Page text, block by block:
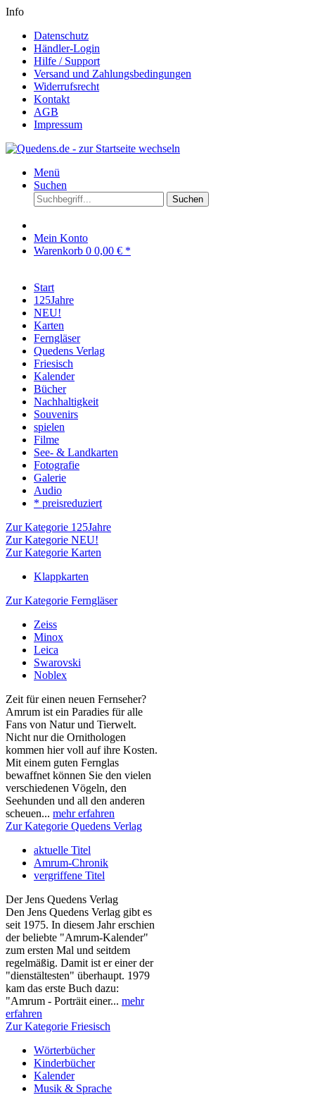
Info
Datenschutz
Händler-Login
Hilfe / Support
Versand und Zahlungsbedingungen
Widerrufsrecht
Kontakt
AGB
Impressum
Menü
Suchen
Suchen
Mein Konto
Warenkorb 0 0,00 € *
Start
125Jahre
NEU!
Karten
Ferngläser
Quedens Verlag
Friesisch
Kalender
Bücher
Nachhaltigkeit
Souvenirs
spielen
Filme
See- & Landkarten
Fotografie
Galerie
Audio
* preisreduziert
Zur Kategorie 125Jahre
Zur Kategorie NEU!
Zur Kategorie Karten
Klappkarten
Zur Kategorie Ferngläser
Zeiss
Minox
Leica
Swarovski
Noblex
Zeit für einen neuen Fernseher?
Amrum ist ein Paradies für alle
Fans von Natur und Tierwelt.
Nicht nur die Ornithologen
kommen hier voll auf ihre Kosten.
Mit einem guten Fernglas
bewaffnet können Sie den vielen
verschiedenen Vögeln, den
Seehunden und all den anderen
scheuen... mehr erfahren
Zur Kategorie Quedens Verlag
aktuelle Titel
Amrum-Chronik
vergriffene Titel
Der Jens Quedens Verlag
Den Jens Quedens Verlag gibt es
seit 1975. In diesem Jahr erschien
der beliebte "Amrum-Kalender"
zum ersten Mal und seitdem
regelmäßig. Damit ist er einer der
"dienstältesten" überhaupt. 1979
kam das erste Buch dazu:
"Amrum - Porträit einer... mehr
erfahren
Zur Kategorie Friesisch
Wörterbücher
Kinderbücher
Kalender
Musik & Sprache